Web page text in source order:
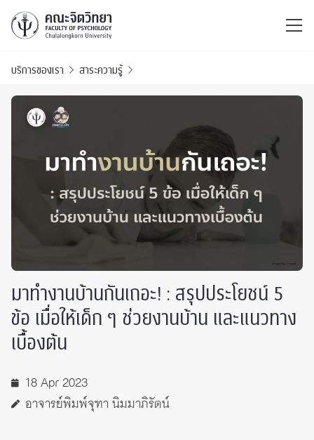
บริการของเรา สาระความรู้
มาทำงานบ้านกันเถอะ! : สรุปประโยชน์ 5
ข้อ เมื่อให้เด็ก ๆ ช่วยงานบ้าน และแนวทาง
เบื้องต้น
18 Apr 2023
อาจารย์พิมพ์จุฑา นิมมาภิรัตน์